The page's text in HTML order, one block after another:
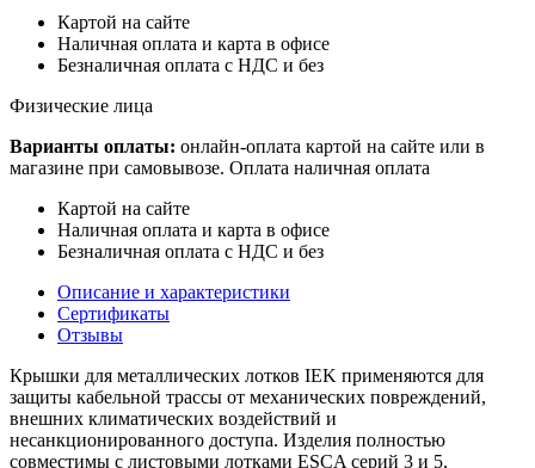
Картой на сайте
Наличная оплата и карта в офисе
Безналичная оплата с НДС и без
Физические лица
Варианты оплаты: онлайн-оплата картой на сайте или в
магазине при самовывозе. Оплата наличная оплата
Картой на сайте
Наличная оплата и карта в офисе
Безналичная оплата с НДС и без
Описание и характеристики
Сертификаты
Отзывы
Крышки для металлических лотков IEK применяются для
защиты кабельной трассы от механических повреждений,
внешних климатических воздействий и
несанкционированного доступа. Изделия полностью
совместимы с листовыми лотками ESCA серий 3 и 5,